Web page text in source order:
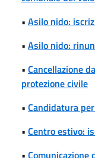
• Asilo nido:
• Asilo nido:
• Cancellazione
protezione civile
• Candidatura
• Centro estivo:
• Comunicazione